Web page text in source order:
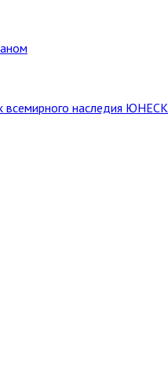
всемирного наследия